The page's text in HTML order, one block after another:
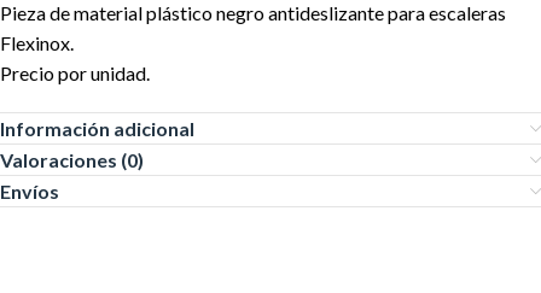
Pieza de material plástico negro antideslizante para escaleras
Flexinox.
Precio por unidad.
Información adicional
Valoraciones (0)
Envíos